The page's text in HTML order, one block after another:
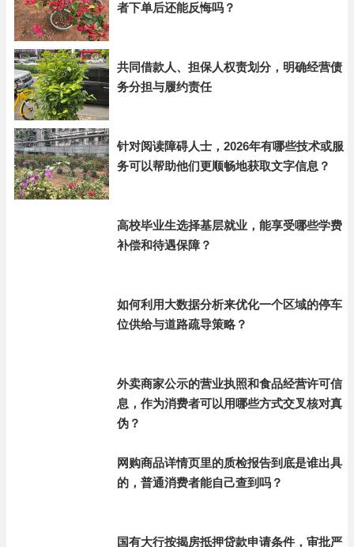
者下单后还能反悔吗？
共同借款人、担保人权责划分，明确经营债
务分担与履约责任
针对阅读障碍人士，2026年有哪些技术或服
务可以帮助他们更顺畅地获取文字信息？
高校毕业生选择基层就业，能享受哪些学费
补偿和待遇保障？
如何利用大数据分析来优化一个区域的停车
位供给与道路疏导策略？
外卖商家公示的营业执照和食品经营许可信
息，作为消费者可以用哪些方式交叉核对真
伪？
网购商品详情页里的质检报告到底是谁出具
的，普通消费者能自己查到吗？
国有大行按揭房抵押贷款申请条件，审批严